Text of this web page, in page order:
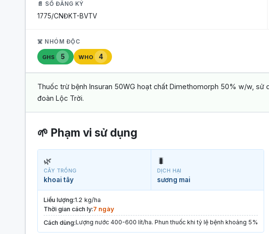
📄 SỐ ĐĂNG KÝ
1775/CNĐKT-BVTV
☠️ NHÓM ĐỘC
GHS 5 WHO 4
Thuốc trừ bệnh Insuran 50WG hoạt chất Dimethomorph 50% w/w,
đoàn Lộc Trời.
🌱 Phạm vi sử dụng
🌿
CÂY TRỒNG
khoai tây
🐛
DỊCH HẠI
sương mai
Liều lượng:1.2 kg/ha
Thời gian cách ly:7 ngày
Cách dùng:Lượng nước 400-600 lít/ha. Phun thuốc khi tỷ lệ bệnh khoảng 5%